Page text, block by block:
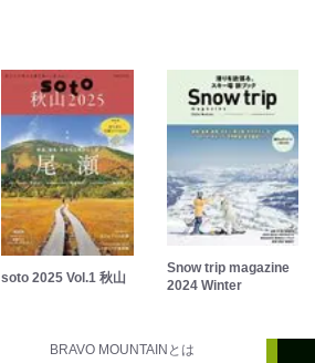
soto 2025 Vol.1 秋山
Snow trip magazine
2024 Winter
BRAVO MOUNTAINとは